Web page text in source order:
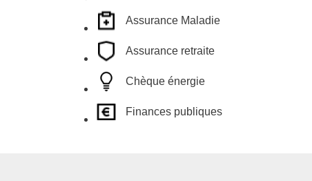
Assurance Maladie
Assurance retraite
Chèque énergie
Finances publiques